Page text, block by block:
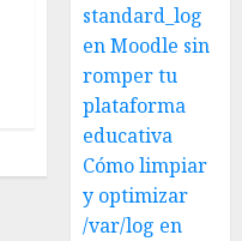
standard_log
en Moodle sin
romper tu
plataforma
educativa
Cómo limpiar
y optimizar
/var/log en